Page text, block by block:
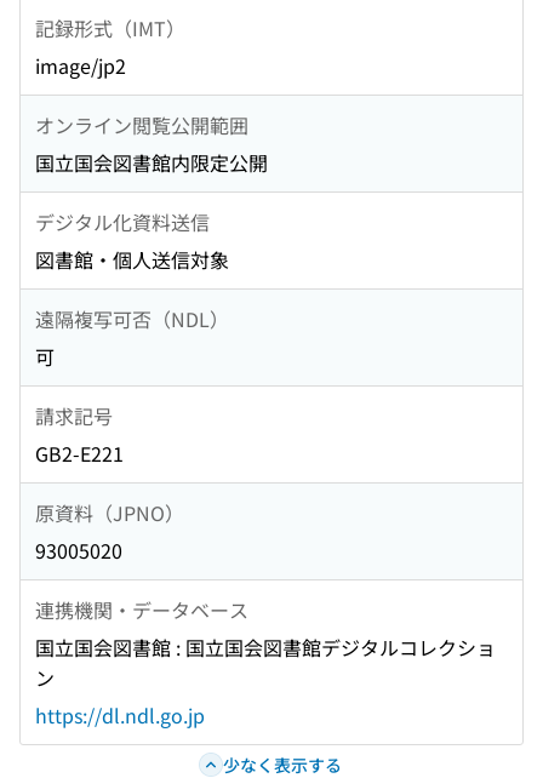
記録形式（IMT）
image/jp2
オンライン閲覧公開範囲
国立国会図書館内限定公開
デジタル化資料送信
図書館・個人送信対象
遠隔複写可否（NDL）
可
請求記号
GB2-E221
原資料（JPNO）
93005020
連携機関・データベース
国立国会図書館 : 国立国会図書館デジタルコレクショ
ン
https://dl.ndl.go.jp
少なく表示する